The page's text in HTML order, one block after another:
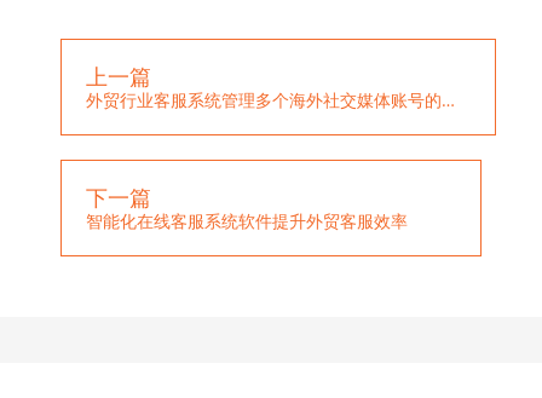
上一篇
外贸行业客服系统管理多个海外社交媒体账号的客服服务
下一篇
智能化在线客服系统软件提升外贸客服效率